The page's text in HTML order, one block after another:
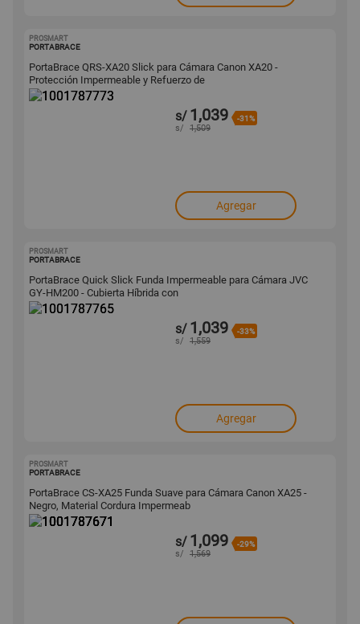
PROSMART
PORTABRACE
PortaBrace QRS-XA20 Slick para Cámara Canon XA20 -
Protección Impermeable y Refuerzo de
s/ 1,039 -31%
s/ 1,509
Agregar
PROSMART
PORTABRACE
PortaBrace Quick Slick Funda Impermeable para Cámara JVC
GY-HM200 - Cubierta Híbrida con
s/ 1,039 -33%
s/ 1,559
Agregar
PROSMART
PORTABRACE
PortaBrace CS-XA25 Funda Suave para Cámara Canon XA25 -
Negro, Material Cordura Impermeab
s/ 1,099 -29%
s/ 1,569